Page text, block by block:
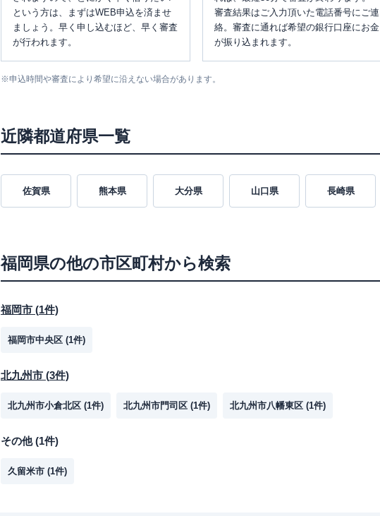
という方は、まずはWEB申込を済ませ
ましょう。早く申し込むほど、早く審査
が行われます。
審査結果はご入力頂いた電話番号にご連
絡。審査に通れば希望の銀行口座にお金
が振り込まれます。
※申込時間や審査により希望に沿えない場合があります。
近隣都道府県一覧
佐賀県 熊本県 大分県 山口県 長崎県
福岡県の他の市区町村から検索
福岡市 (1件)
福岡市中央区 (1件)
北九州市 (3件)
北九州市小倉北区 (1件) 北九州市門司区 (1件) 北九州市八幡東区 (1件)
その他(1件)
久留米市 (1件)